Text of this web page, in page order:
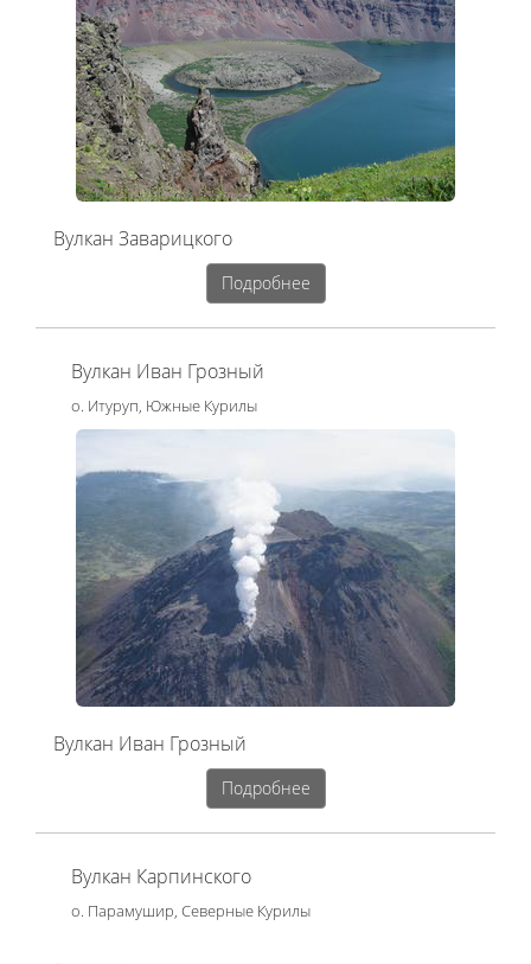
Вулкан Заварицкого
Подробнее
Вулкан Иван Грозный
о. Итуруп, Южные Курилы
Вулкан Иван Грозный
Подробнее
Вулкан Карпинского
о. Парамушир, Северные Курилы